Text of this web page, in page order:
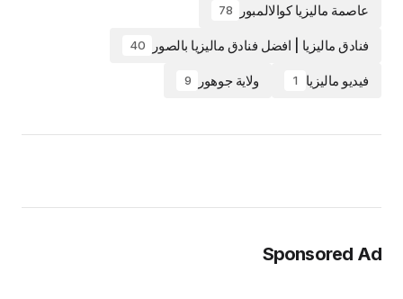
عاصمة ماليزيا كوالالمبور 78
فنادق ماليزيا | افضل فنادق ماليزيا بالصور 40
فيديو ماليزيا 1 ولاية جوهور 9
Sponsored Ad